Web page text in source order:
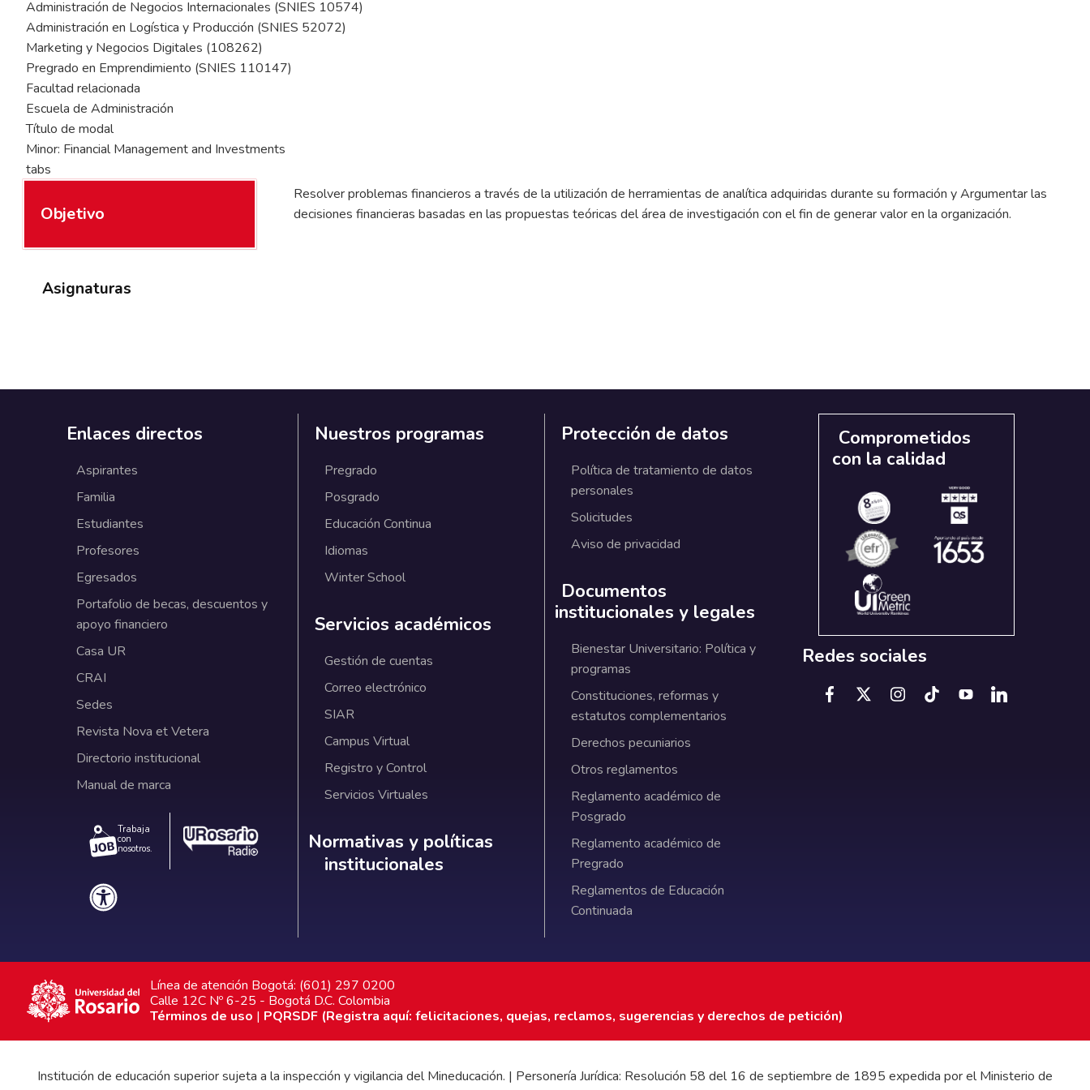
Administración de Negocios Internacionales (SNIES 10574)
Administración en Logística y Producción (SNIES 52072)
Marketing y Negocios Digitales (108262)
Pregrado en Emprendimiento (SNIES 110147)
Facultad relacionada
Escuela de Administración
Título de modal
Minor: Financial Management and Investments
tabs
Objetivo
Asignaturas
Resolver problemas financieros a través de la utilización de herramientas de analítica adquiridas durante su formación y Argumentar las
decisiones financieras basadas en las propuestas teóricas del área de investigación con el fin de generar valor en la organización.
Enlaces directos
Aspirantes
Familia
Estudiantes
Profesores
Egresados
Portafolio de becas, descuentos y
apoyo financiero
Casa UR
CRAI
Sedes
Revista Nova et Vetera
Directorio institucional
Manual de marca
Trabaja
con
nosotros.
Nuestros programas
Pregrado
Posgrado
Educación Continua
Idiomas
Winter School
Servicios académicos
Gestión de cuentas
Correo electrónico
SIAR
Campus Virtual
Registro y Control
Servicios Virtuales
Normativas y políticas institucionales
Normativas y políticas
institucionales
Protección de datos
Política de tratamiento de datos
personales
Solicitudes
Aviso de privacidad
Documentos
institucionales y legales
Bienestar Universitario: Política y
programas
Constituciones, reformas y
estatutos complementarios
Derechos pecuniarios
Otros reglamentos
Reglamento académico de
Posgrado
Reglamento académico de
Pregrado
Reglamentos de Educación
Continuada
Comprometidos
con la calidad
Redes sociales
Línea de atención Bogotá: (601) 297 0200
Calle 12C Nº 6-25 - Bogotá D.C. Colombia
Términos de uso | PQRSDF (Registra aquí: felicitaciones, quejas, reclamos, sugerencias y derechos de petición)
Institución de educación superior sujeta a la inspección y vigilancia del Mineducación. | Personería Jurídica: Resolución 58 del 16 de septiembre de 1895 expedida por el Ministerio de